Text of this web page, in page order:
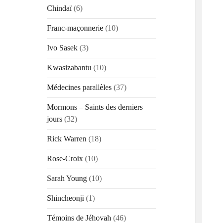
Chindaï(6)
Franc-maçonnerie (10)
Ivo Sasek (3)
Kwasizabantu (10)
Médecines parallèles (37)
Mormons – Saints des derniers
jours (32)
Rick Warren (18)
Rose-Croix (10)
Sarah Young (10)
Shincheonji (1)
Témoins de Jéhovah (46)